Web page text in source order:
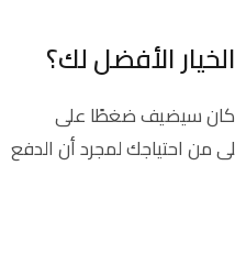
الأفضل لك؟
كان سيضيف ضغطًا على
من احتياجك لمجرد أن الدفع